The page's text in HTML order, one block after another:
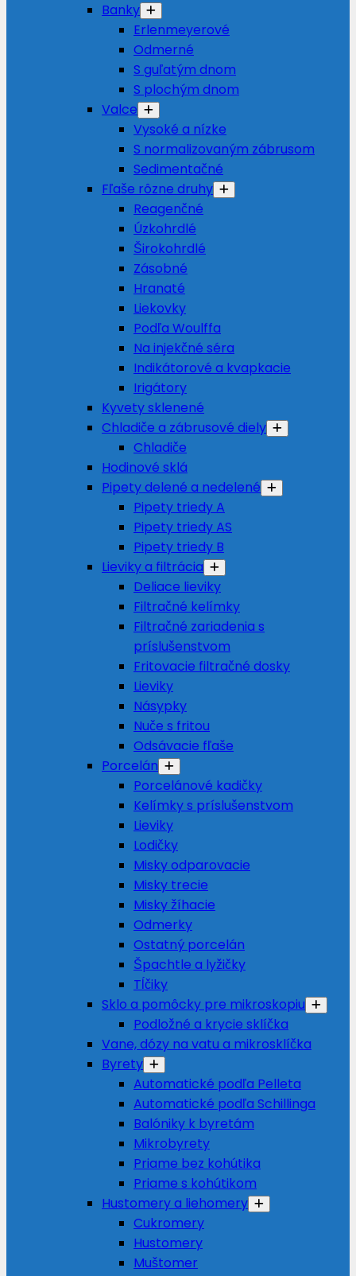
Banky
Erlenmeyerové
Odmerné
S guľatým dnom
S plochým dnom
Valce
Vysoké a nízke
S normalizovaným zábrusom
Sedimentačné
Fľaše rôzne druhy
Reagenčné
Úzkohrdlé
Širokohrdlé
Zásobné
Hranaté
Liekovky
Podľa Woulffa
Na injekčné séra
Indikátorové a kvapkacie
Irigátory
Kyvety sklenené
Chladiče a zábrusové diely
Chladiče
Hodinové sklá
Pipety delené a nedelené
Pipety triedy A
Pipety triedy AS
Pipety triedy B
Lieviky a filtrácia
Deliace lieviky
Filtračné kelímky
Filtračné zariadenia s
príslušenstvom
Fritovacie filtračné dosky
Lieviky
Násypky
Nuče s fritou
Odsávacie fľaše
Porcelán
Porcelánové kadičky
Kelímky s príslušenstvom
Lieviky
Lodičky
Misky odparovacie
Misky trecie
Misky žíhacie
Odmerky
Ostatný porcelán
Špachtle a lyžičky
Tĺčiky
Sklo a pomôcky pre mikroskopiu
Podložné a krycie sklíčka
Vane, dózy na vatu a mikrosklíčka
Byrety
Automatické podľa Pelleta
Automatické podľa Schillinga
Balóniky k byretám
Mikrobyrety
Priame bez kohútika
Priame s kohútikom
Hustomery a liehomery
Cukromery
Hustomery
Muštomer